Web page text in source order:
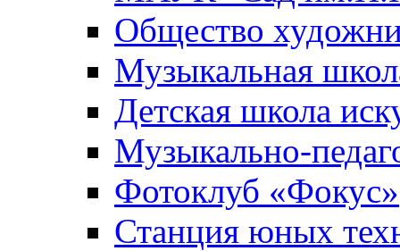
Общество
Музыкальная
Детская школа
Музыкально-
Фотоклуб «Фокус»
Станция юных